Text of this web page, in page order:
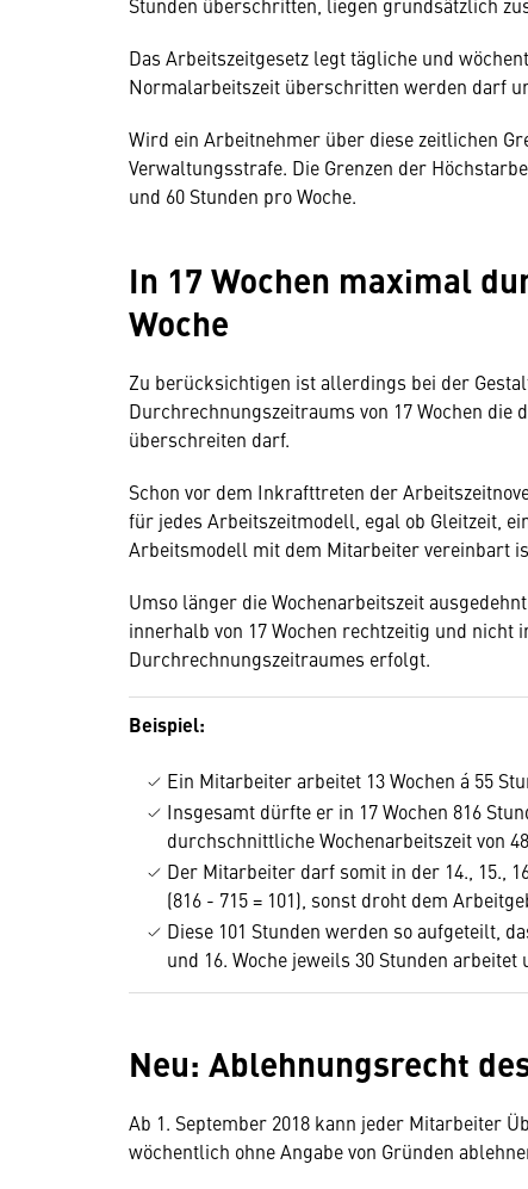
Das Arbeitszeitgesetz legt tägliche und
Normalarbeitszeit überschritten werden darf
Wird ein Arbeitnehmer über diese zeitlichen
Verwaltungsstrafe. Die Grenzen der
und 60 Stunden pro Woche.
In 17 Wochen maximal
Woche
Zu berücksichtigen ist allerdings bei der
Durchrechnungszeitraums von 17 Wochen
überschreiten darf.
Schon vor dem Inkrafttreten der
für jedes Arbeitszeitmodell, egal ob Gleitzeit,
Arbeitsmodell mit dem Mitarbeiter vereinbart
Umso länger die Wochenarbeitszeit
innerhalb von 17 Wochen rechtzeitig und
Durchrechnungszeitraumes erfolgt.
Beispiel:
Ein Mitarbeiter arbeitet 13 Wochen á 55
Insgesamt dürfte er in 17 Wochen 816
durchschnittliche Wochenarbeitszeit von
Der Mitarbeiter darf somit in der 14., 15.,
(816 - 715 = 101), sonst droht dem
Diese 101 Stunden werden so aufgeteilt,
und 16. Woche jeweils 30 Stunden
Neu: Ablehnungsrecht
Ab 1. September 2018 kann jeder Mitarbeiter
wöchentlich ohne Angabe von Gründen